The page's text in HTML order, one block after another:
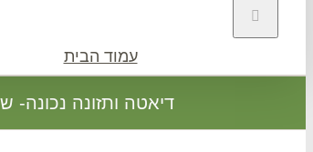
עמוד הבית
דיאטה ותזונה נכונה-